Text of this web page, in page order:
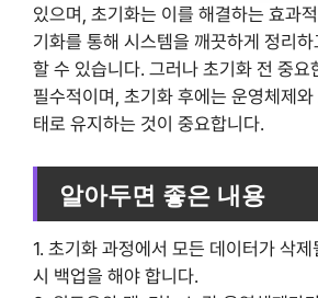
있으며, 초기화는 이를 해결하는 효과
기화를 통해 시스템을 깨끗하게 정리
할 수 있습니다. 그러나 초기화 전 중요
필수적이며, 초기화 후에는 운영체제
태로 유지하는 것이 중요합니다.
알아두면 좋은 내용
1. 초기화 과정에서 모든 데이터가 삭
시 백업을 해야 합니다.